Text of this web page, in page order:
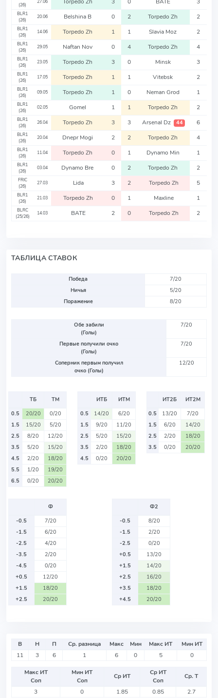
(26)
27.06 Torpedo Zh 3 0 BATE 3
BLR1
(26)
20.06 Belshina B 0 2 Torpedo Zh 2
BLR1
(26)
14.06 Torpedo Zh 1 1 Slavia Moz 2
BLR1
(26)
29.05 Naftan Nov 0 4 Torpedo Zh 4
BLR1
(26)
23.05 Torpedo Zh 3 0 Minsk 3
BLR1
(26)
17.05 Torpedo Zh 1 1 Vitebsk 2
BLR1
(26)
09.05 Torpedo Zh 1 0 Neman Grod 1
BLR1
(26)
02.05 Gomel 1 1 Torpedo Zh 2
BLR1
(26)
26.04 Torpedo Zh 3 3 Arsenal Dz 44 6
BLR1
(26)
20.04 Dnepr Mogi 2 2 Torpedo Zh 4
BLR1
(26)
11.04 Torpedo Zh 0 1 Dynamo Min 1
BLR1
(26)
03.04 Dynamo Bre 0 2 Torpedo Zh 2
FRIC
(26)
27.03 Lida 3 2 Torpedo Zh 5
BLR1
(26)
21.03 Torpedo Zh 0 1 Maxline 1
BLRC
(25/26)
14.03 BATE 2 0 Torpedo Zh 2
ТАБЛИЦА СТАВОК
Победа
7/20
Ничья
5/20
Поражение
8/20
Обе забили
(Голы)
7/20
Первые получили очко
(Голы)
7/20
Соперник первым получил
очко (Голы)
12/20
ТБ
ТМ
0.5
20/20
0/20
1.5
15/20
5/20
2.5
8/20
12/20
3.5
5/20
15/20
4.5
2/20
18/20
5.5
1/20
19/20
6.5
0/20 20/20
ИТБ
ИТМ
0.5
14/20
6/20
1.5
9/20
11/20
2.5
5/20
15/20
3.5
2/20
18/20
4.5
0/20 20/20
ИТ2Б
ИТ2М
0.5
13/20
7/20
1.5
6/20
14/20
2.5
2/20
18/20
3.5
0/20 20/20
Ф
-0.5
7/20
-1.5
6/20
-2.5
4/20
-3.5
2/20
-4.5
0/20
+0.5
12/20
+1.5
18/20
+2.5
20/20
Ф2
-0.5
8/20
-1.5
2/20
-2.5
0/20
+0.5
13/20
+1.5
14/20
+2.5
16/20
+3.5
18/20
+4.5
20/20
В Н П Ср. разница Макс Мин Макс ИТ
Мин ИТ
11
3 6 1 6 0 5 0
Макс ИТ
Соп
Мин ИТ
Соп
Ср ИТ
Ср ИТ
Соп
Ср. Т
3
0 1.85 0.85 2.7